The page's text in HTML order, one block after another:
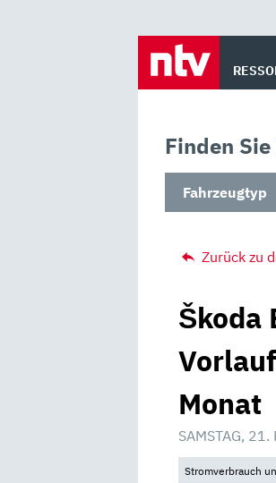
Finden
Fahrzeugtyp
Zurück zu
Škoda
Monat
SAMSTAG,
Stromverbrauch